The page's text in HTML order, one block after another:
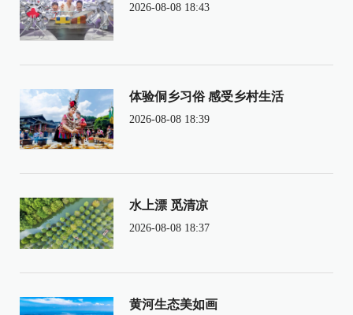
2026-08-08 18:43
体验侗乡习俗 感受乡村生活
2026-08-08 18:39
水上漂 觅清凉
2026-08-08 18:37
黄河生态美如画